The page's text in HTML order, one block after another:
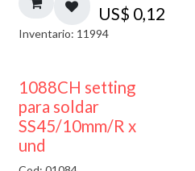
US$ 0,12
Inventario: 11994
1088CH setting
para soldar
SS45/10mm/R x
und